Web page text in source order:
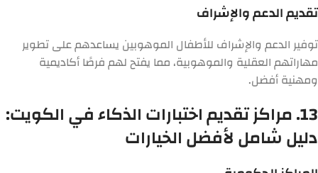
تقديم الدعم والإشراف
توفير الدعم والإشراف للأطفال الموهوبين يساعدهم على تطوير
مهاراتهم العقلية والموهوبية، مما يفتح لهم فرصًا أكاديمية
ومهنية أفضل.
13. مراكز تقديم اختبارات الذكاء في الكويت:
دليل شامل لأفضل الخيارات